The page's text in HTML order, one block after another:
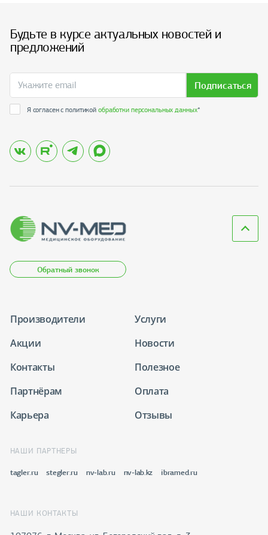
Будьте в курсе актуальных новостей и
предложений
Подписаться
Я согласен с политикойобработки персональных данных*
Обратный звонок
Производители
Услуги
Акции
Новости
Контакты
Полезное
Партнёрам
Оплата
Карьера
Отзывы
НАШИ ПАРТНЕРЫ
tagler.ru stegler.ru nv-lab.ru nv-lab.kz ibramed.ru
НАШИ КОНТАКТЫ